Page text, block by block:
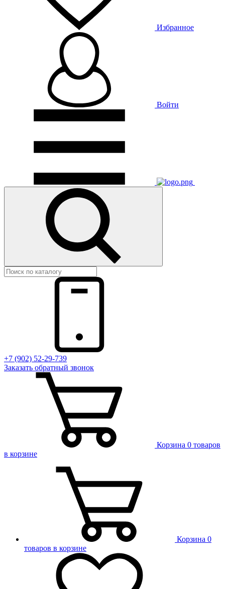
Избранное
Войти
+7 (902) 52-29-739
Заказать обратный звонок
Корзина 0 товаров
в корзине
Корзина 0
товаров в корзине